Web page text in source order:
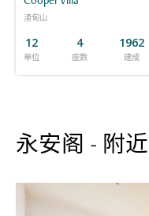
渣甸山
12
单位
4
座数
1962
建成
永安阁 - 附